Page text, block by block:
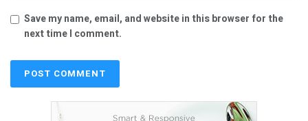
Save my name, email, and website in this browser for the
next time I comment.